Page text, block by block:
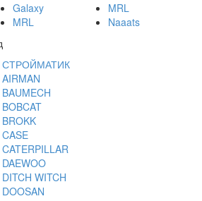
Galaxy
MRL
MRL
Naaats
СТРОЙМАТИК
AIRMAN
BAUMECH
BOBCAT
BROKK
CASE
CATERPILLAR
DAEWOO
DITCH WITCH
DOOSAN